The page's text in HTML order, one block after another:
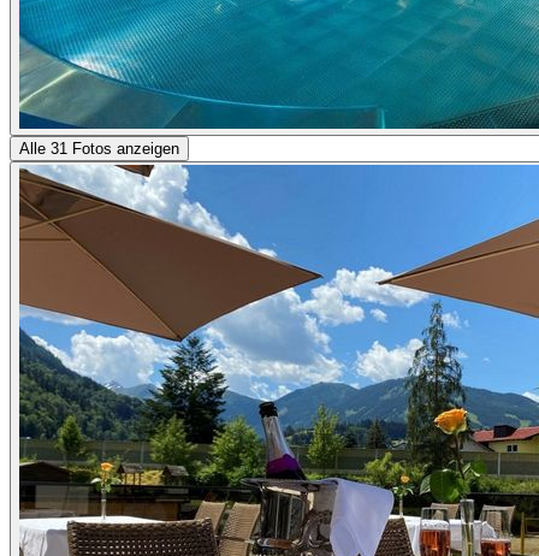
Alle 31 Fotos anzeigen